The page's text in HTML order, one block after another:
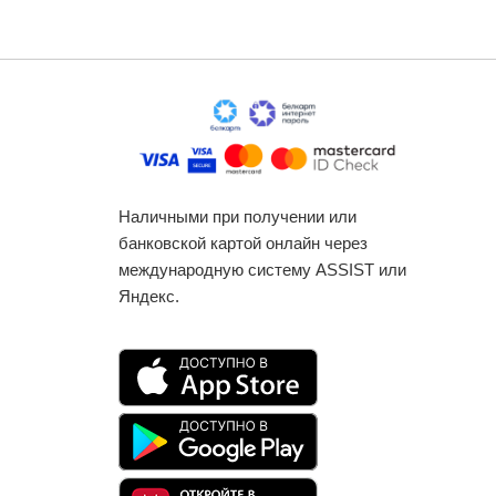
Наличными при получении или
банковской картой онлайн через
международную систему ASSIST или
Яндекс.